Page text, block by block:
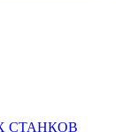
СТАНКОВ